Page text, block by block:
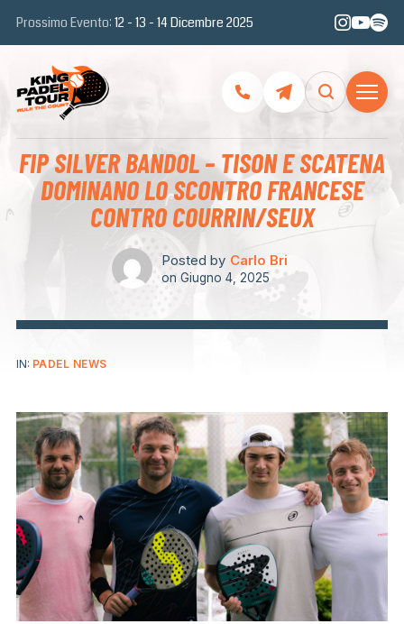
Prossimo Evento: 12 - 13 - 14 Dicembre 2025
FIP SILVER BANDOL – TISON E SCATENA
DOMINANO LO SCONTRO FRANCESE
CONTRO COURRIN/SEUX
Posted by Carlo Bri
on Giugno 4, 2025
IN: PADEL NEWS